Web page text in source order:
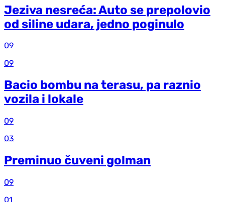
Jeziva nesreća: Auto se prepolovio
od siline udara, jedno poginulo
09
09
Bacio bombu na terasu, pa raznio
vozila i lokale
09
03
Preminuo čuveni golman
09
01